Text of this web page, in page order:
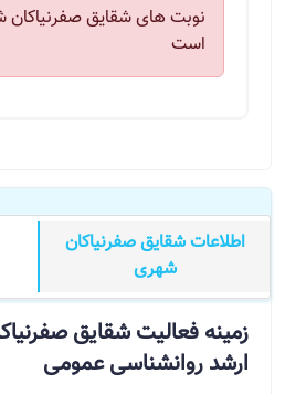
نوبت های شقایق
است
اطلاعات شقایق صفرنیاکان
شهری
زمینه فعالیت شقایق
ارشد روانشناسی عمومی